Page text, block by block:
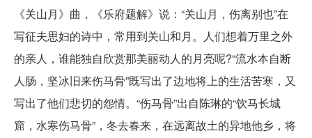
《关山月》曲，《乐府题解》说：“关山月，伤离别也”在
写征夫思妇的诗中，常用到关山和月。人们想着万里之外
的亲人，谁能独自欣赏那美丽动人的月亮呢?“流水本自断
人肠，坚冰旧来伤马骨”既写出了边地将上的生活苦寒，又
写出了他们悲切的怨情。“伤马骨”出自陈琳的“饮马长城
窟，水寒伤马骨”，冬去春来，在远离故土的异地他乡，将